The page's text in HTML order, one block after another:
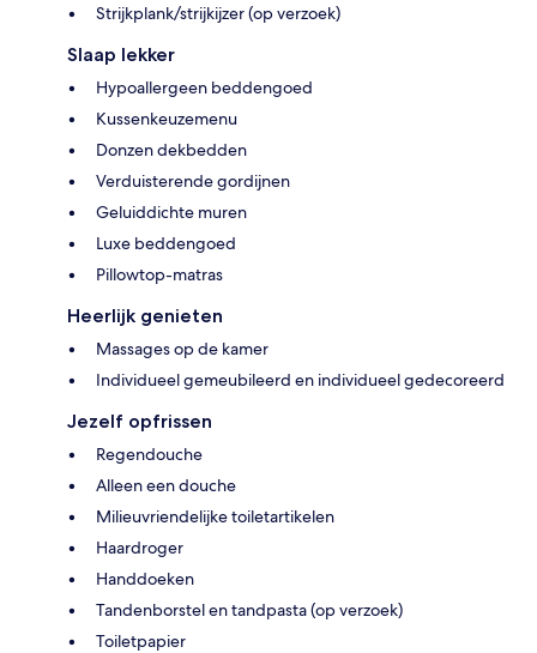
Strijkplank/strijkijzer (op verzoek)
Slaap lekker
Hypoallergeen beddengoed
Kussenkeuzemenu
Donzen dekbedden
Verduisterende gordijnen
Geluiddichte muren
Luxe beddengoed
Pillowtop-matras
Heerlijk genieten
Massages op de kamer
Individueel gemeubileerd en individueel gedecoreerd
Jezelf opfrissen
Regendouche
Alleen een douche
Milieuvriendelijke toiletartikelen
Haardroger
Handdoeken
Tandenborstel en tandpasta (op verzoek)
Toiletpapier